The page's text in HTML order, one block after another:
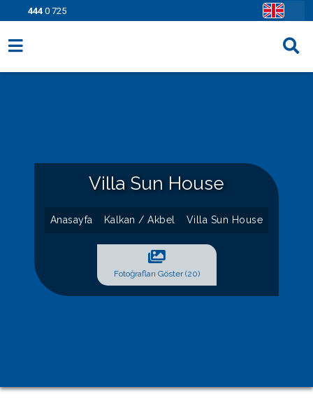
444 0 725
Villa Sun House
Anasayfa Kalkan / Akbel Villa Sun House
Fotoğrafları Göster (20)